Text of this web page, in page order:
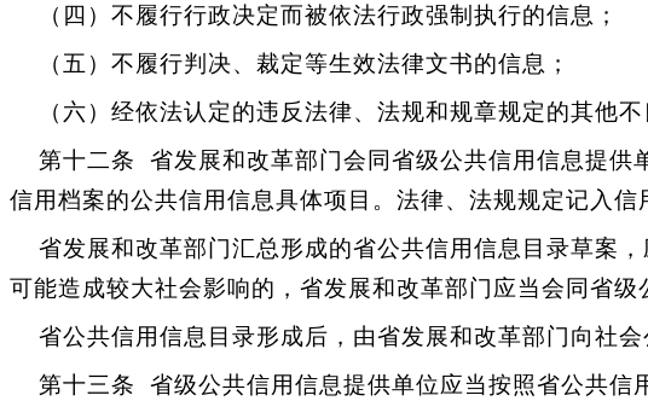
（四）不履行行政决定而被依法行政强制执行的信息；
（五）不履行判决、裁定等生效法律文书的信息；
（六）经依法认定的违反法律、法规和规章规定的其他不
第十二条 省发展和改革部门会同省级公共信用信息提供
信用档案的公共信用信息具体项目。法律、法规规定记入信
省发展和改革部门汇总形成的省公共信用信息目录草案
可能造成较大社会影响的，省发展和改革部门应当会同省
省公共信用信息目录形成后，由省发展和改革部门向社会
第十三条 省级公共信用信息提供单位应当按照省公共信